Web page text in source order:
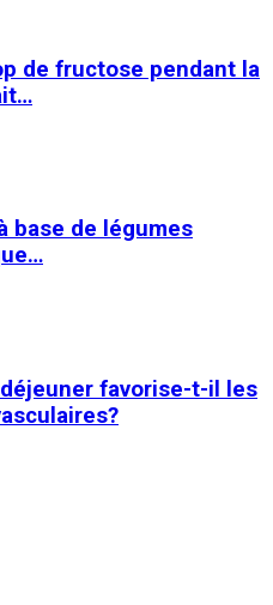
de fructose pendant la
base de légumes
favorise-t-il les